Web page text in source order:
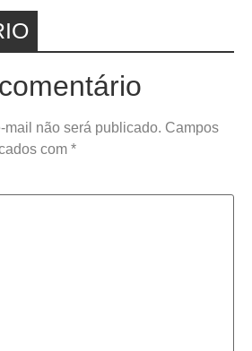
mail não será publicado. Campos
com *